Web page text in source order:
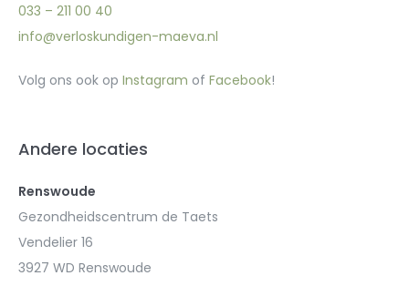
033 – 211 00 40
info@verloskundigen-maeva.nl
Volg ons ook op Instagram of Facebook!
Andere locaties
Renswoude
Gezondheidscentrum de Taets
Vendelier 16
3927 WD Renswoude